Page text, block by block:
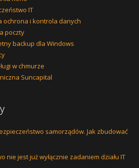
IT
ochrona i kontrola danych
poczty
backup dla Windows
w chmurze
Suncapital
samorządów. Jak zbudować
nie jest już wyłącznie zadaniem działu IT